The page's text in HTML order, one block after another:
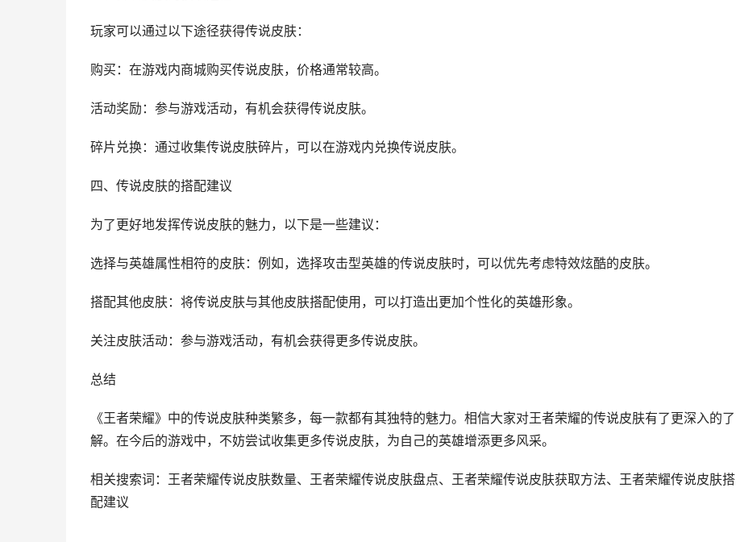
玩家可以通过以下途径获得传说皮肤：
购买：在游戏内商城购买传说皮肤，价格通常较高。
活动奖励：参与游戏活动，有机会获得传说皮肤。
碎片兑换：通过收集传说皮肤碎片，可以在游戏内兑换传说皮肤。
四、传说皮肤的搭配建议
为了更好地发挥传说皮肤的魅力，以下是一些建议：
选择与英雄属性相符的皮肤：例如，选择攻击型英雄的传说皮肤时，可以优先考虑特效炫酷的皮肤。
搭配其他皮肤：将传说皮肤与其他皮肤搭配使用，可以打造出更加个性化的英雄形象。
关注皮肤活动：参与游戏活动，有机会获得更多传说皮肤。
总结
《王者荣耀》中的传说皮肤种类繁多，每一款都有其独特的魅力。相信大家对王者荣耀的传说皮肤有了更深入的了
解。在今后的游戏中，不妨尝试收集更多传说皮肤，为自己的英雄增添更多风采。
相关搜索词：王者荣耀传说皮肤数量、王者荣耀传说皮肤盘点、王者荣耀传说皮肤获取方法、王者荣耀传说皮肤搭
配建议